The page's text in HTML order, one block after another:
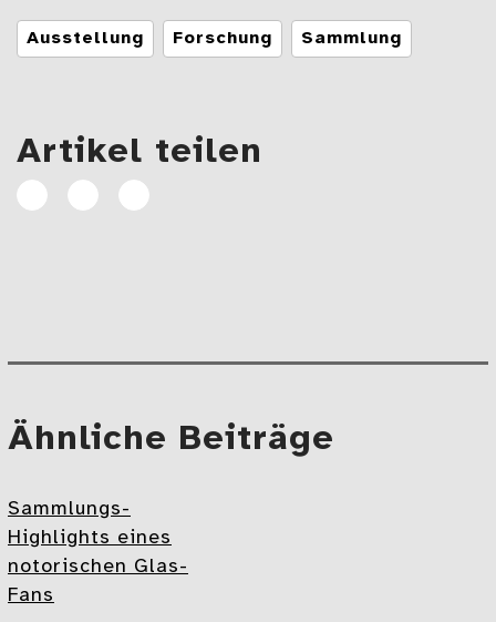
Tags
Ausstellung Forschung Sammlung
Artikel teilen
ArtikelArtikelE-
Mehr
Ähnliche Beiträge
Sammlungs-
Highlights eines
notorischen Glas-
Fans